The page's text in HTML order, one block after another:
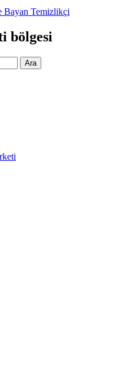
Bayan Temizlikçi
bölgesi
Ara